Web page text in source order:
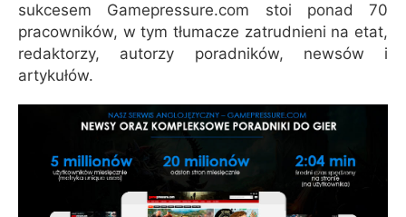
sukcesem Gamepressure.com stoi ponad 70
pracowników, w tym tłumacze zatrudnieni na etat,
redaktorzy, autorzy poradników, newsów i
artykułów.